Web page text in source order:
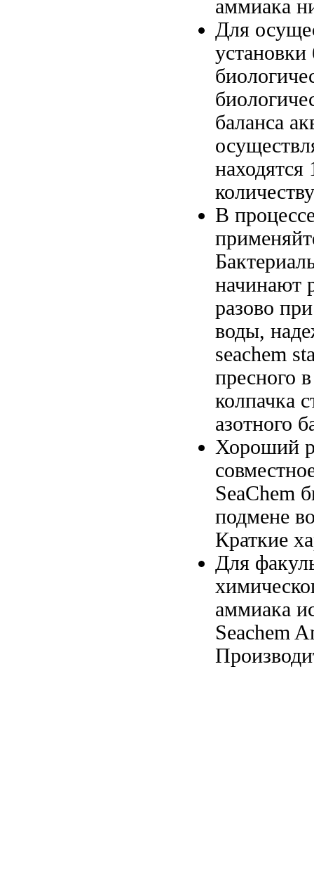
аммиака
Для
установки
баланса
находятся
В
начинают
разово
воды,
seachem
пресного
колпачка
азотного
Хороший
SeaChem
подмене
Краткие
Для
аммиака
Seachem